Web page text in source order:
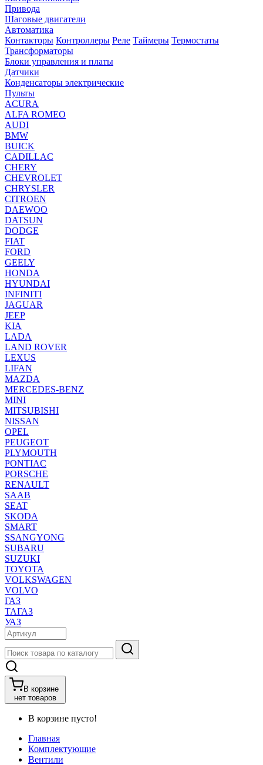
Привода
Шаговые двигатели
Автоматика
Контакторы Контроллеры Реле Таймеры Термостаты
Трансформаторы
Блоки управления и платы
Датчики
Конденсаторы электрические
Пульты
ACURA
ALFA ROMEO
AUDI
BMW
BUICK
CADILLAC
CHERY
CHEVROLET
CHRYSLER
CITROEN
DAEWOO
DATSUN
DODGE
FIAT
FORD
GEELY
HONDA
HYUNDAI
INFINITI
JAGUAR
JEEP
KIA
LADA
LAND ROVER
LEXUS
LIFAN
MAZDA
MERCEDES-BENZ
MINI
MITSUBISHI
NISSAN
OPEL
PEUGEOT
PLYMOUTH
PONTIAC
PORSCHE
RENAULT
SAAB
SEAT
SKODA
SMART
SSANGYONG
SUBARU
SUZUKI
TOYOTA
VOLKSWAGEN
VOLVO
ГАЗ
ТАГАЗ
УАЗ
В корзине
нет товаров
В корзине пусто!
Главная
Комплектующие
Вентили